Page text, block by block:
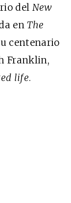
del New
enThe
centenario
Franklin,
life.